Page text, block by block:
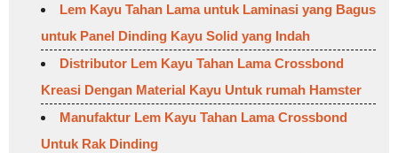
Lem Kayu Tahan Lama untuk Laminasi yang Bagus
untuk Panel Dinding Kayu Solid yang Indah
Distributor Lem Kayu Tahan Lama Crossbond
Kreasi Dengan Material Kayu Untuk rumah Hamster
Manufaktur Lem Kayu Tahan Lama Crossbond
Untuk Rak Dinding